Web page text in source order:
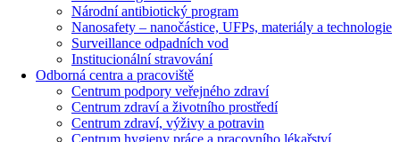
Národní antibiotický program
Nanosafety – nanočástice, UFPs, materiály a technologie
Surveillance odpadních vod
Institucionální stravování
Odborná centra a pracoviště
Centrum podpory veřejného zdraví
Centrum zdraví a životního prostředí
Centrum zdraví, výživy a potravin
Centrum hygieny práce a pracovního lékařství